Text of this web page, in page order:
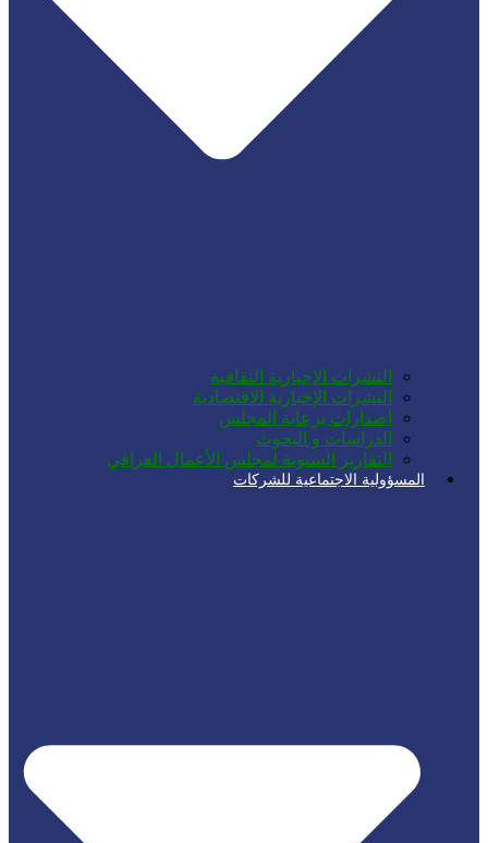
النشرات الإخبارية الثقافية
النشرات الإخبارية الاقتصادية
اصدارات برعاية المجلس
الدراسات و البحوث
التقارير السنوية لمجلس الأعمال العراقي
المسؤولية الاجتماعية للشركات